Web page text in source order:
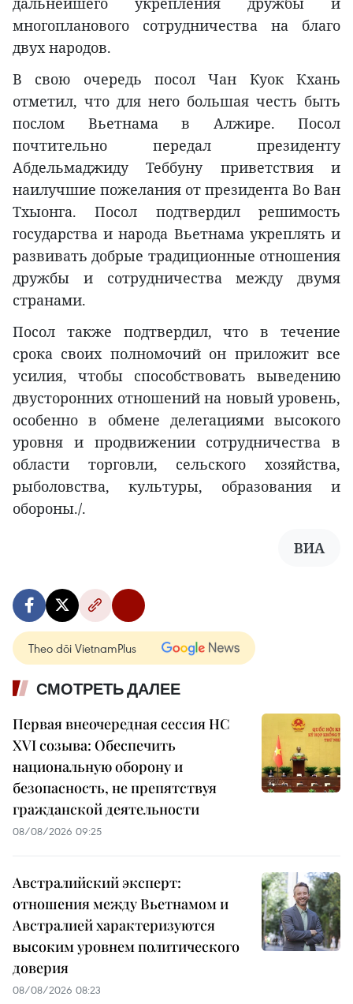
многопланового сотрудничества на благо
двух народов.
В свою очередь посол Чан Куок Кхань
отметил, что для него большая честь быть
послом Вьетнама в Алжире. Посол
почтительно передал президенту
Абдельмаджиду Теббуну приветствия и
наилучшие пожелания от президента Во Ван
Тхыонга. Посол подтвердил решимость
государства и народа Вьетнама укреплять и
развивать добрые традиционные отношения
дружбы и сотрудничества между двумя
странами.
Посол также подтвердил, что в течение
срока своих полномочий он приложит все
усилия, чтобы способствовать выведению
двусторонних отношений на новый уровень,
особенно в обмене делегациями высокого
уровня и продвижении сотрудничества в
области торговли, сельского хозяйства,
рыболовства, культуры, образования и
обороны./.
ВИА
Theo dõi VietnamPlus
СМОТРЕТЬ ДАЛЕЕ
Первая внеочередная сессия НС
XVI созыва: Обеспечить
национальную оборону и
безопасность, не препятствуя
гражданской деятельности
08/08/2026 09:25
Австралийский эксперт:
отношения между Вьетнамом и
Австралией характеризуются
высоким уровнем политического
доверия
08/08/2026 08:23